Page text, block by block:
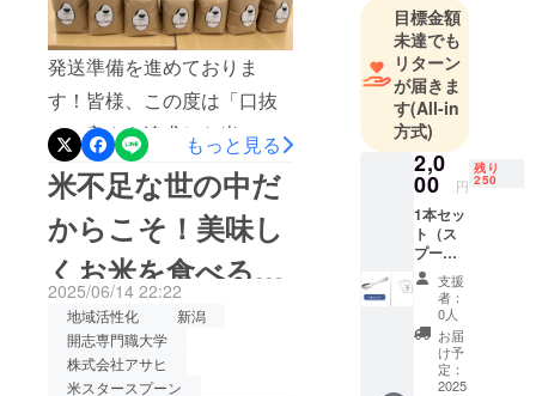
発送準備を進めておりま
す！皆様、この度は「口抜
けの良さを追求した米ス
タースプーン～毎日の食卓
にスプーンの魔法を～」プ
ロジェクトをご支援いただ
き誠にありがとうございま
した。現在、「スプーンと
お米セット」のリターンの
発送に向けてお米のパッキ
もっと見る
米不足な世の中だ
からこそ！美味し
くお米を食べるカ
トラリー「米ス
タースプーン」
2025/06/14 22:22
地域活性化
新潟
開志専門職大学
株式会社アサヒ
米スタースプーン
ます。
私たちは現
在首都圏の
大学に通っ
ています
が、地方出
身のメン
バーも多く
います。彼
ら/彼女ちが
東京に出て
きた理由
は、「地元
には何もな
目標金額
未達でも
リターン
が届きま
す(All-in
方式)
2,0
00 円
残り
250
1本セッ
ト（ス
プーン1
本・レ
シピ）
スプー
ンで食
べるの
におす
すめの
支援
者：
0人
お届
け予
定：
2025